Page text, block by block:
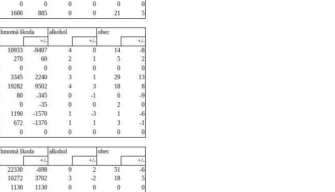
0 0 0 0 0
0
1600 885 0 0 21
5
hmotná škoda alkohol
obec
+/- +/-
+/-
10933 -9407 4 0 14
-8
270 60 2 1 5
2
0 0 0 0 0
0
3345 2240 3 1 29
13
19282 9502 4 3 18
8
80 -345 0 -1 6
-9
0 -35 0 0 2
0
1190 -1570 1 -3 1
-6
672 -1376 1 1 3
-1
0 0 0 0 0
0
hmotná škoda alkohol
obec
+/- +/-
+/-
22330 -698 9 2 51
-6
10272 3702 3 -2 18
5
1130 1130 0 0 0
0